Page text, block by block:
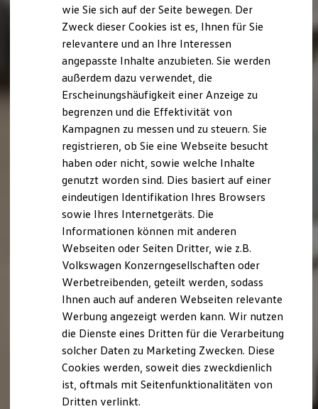
Fahrerassistenz- und Sicherheitssysteme
Kontrollleuchten
Kurzfahrprofile und Ölverdünnung
XTL-Dieselkraftstoff
Ersatzteile und Betriebsflüssigkeiten
Original Zubehör und Lifestyle Produkte
myVolkswagen
myVolkswagen Business
Elektrisch & Autonom
Elektro - & Hybridfahrzeuge
Unser Ansatz
Klimafreundlicher Strom
Reichweite & Ladelösungen
Reichweitensimulator
Ladezeitensimulator
Ladelösungen für Privatkunden
Ladelösungen für Gewerbekunden
Wallbox und Ladekabel
Förderung & Kosten der Elektrofahrzeuge
Fördermöglichkeiten für Privatkunden
Fördermöglichkeiten für Gewerbekunden
Autonomes Fahren
Mehr zum ID. Buzz
Online Beratung
California Club
California Magazin & Ratgeber
Vanlife
wie Sie sich auf der Seite bewegen. Der
Zweck dieser Cookies ist es, Ihnen für Sie
relevantere und an Ihre Interessen
angepasste Inhalte anzubieten. Sie werden
außerdem dazu verwendet, die
Erscheinungshäufigkeit einer Anzeige zu
begrenzen und die Effektivität von
Kampagnen zu messen und zu steuern. Sie
registrieren, ob Sie eine Webseite besucht
haben oder nicht, sowie welche Inhalte
genutzt worden sind. Dies basiert auf einer
eindeutigen Identifikation Ihres Browsers
sowie Ihres Internetgeräts. Die
Informationen können mit anderen
Webseiten oder Seiten Dritter, wie z.B.
Volkswagen Konzerngesellschaften oder
Werbetreibenden, geteilt werden, sodass
Ihnen auch auf anderen Webseiten relevante
Werbung angezeigt werden kann. Wir nutzen
die Dienste eines Dritten für die Verarbeitung
solcher Daten zu Marketing Zwecken. Diese
Cookies werden, soweit dies zweckdienlich
ist, oftmals mit Seitenfunktionalitäten von
Dritten verlinkt.